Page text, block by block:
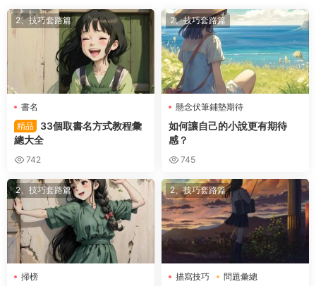
2、技巧套路篇
書名
精品
33個取書名方式教程彙
總大全
742
2、技巧套路篇
懸念伏筆鋪墊期待
如何讓自己的小說更有期待
感？
745
2、技巧套路篇
掃榜
2、技巧套路篇
描寫技巧 問題彙總